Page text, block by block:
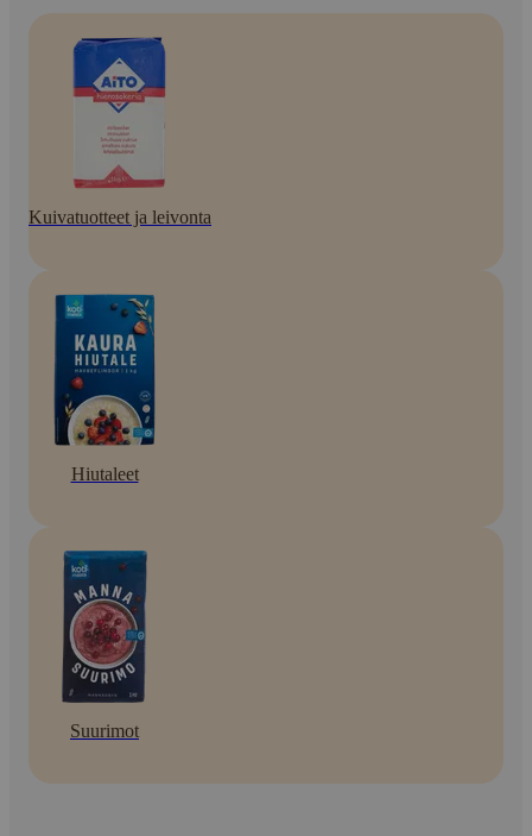
Kuivatuotteet ja leivonta
Hiutaleet
Suurimot